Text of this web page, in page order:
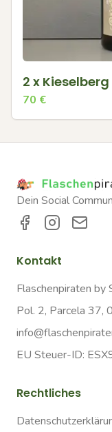
2 x
70 €
Dein Social
Kontakt
Flaschenpiraten by
Pol. 2, Parcela 37,
EU Steuer-ID:
Rechtliches